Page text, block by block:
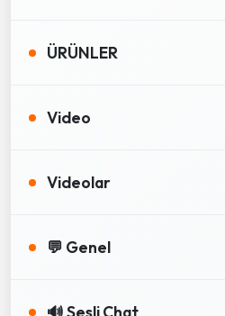
ÜRÜNLER
Video
Videolar
💬 Genel